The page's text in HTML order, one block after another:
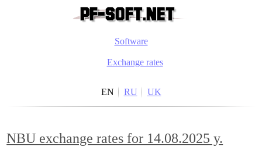
Software
Exchange rates
EN RU UK
NBU exchange rates for 14.08.2025 y.